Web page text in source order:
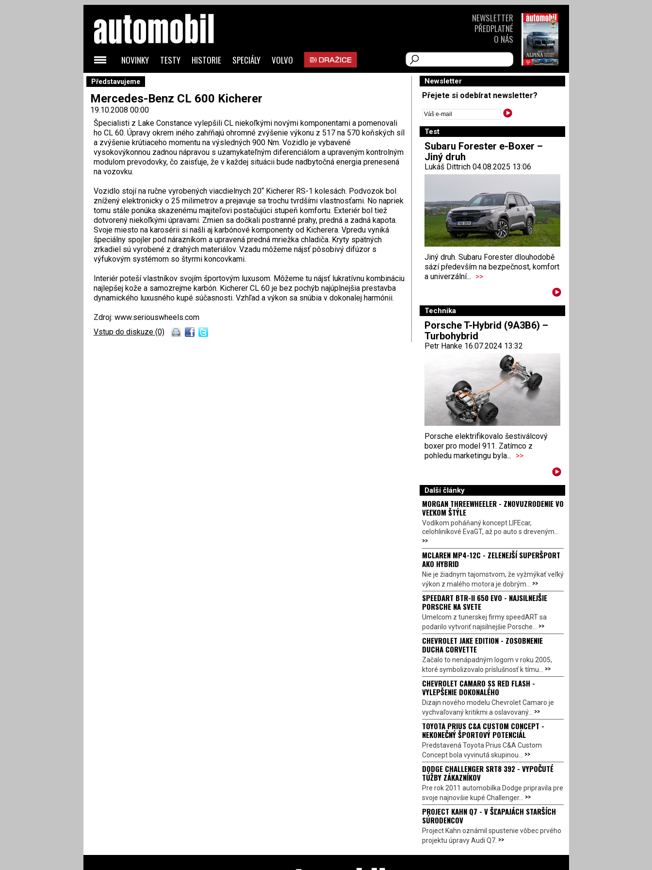
Představujeme
Mercedes-Benz CL 600 Kicherer
19.10.2008 00:00
Špecialisti z Lake Constance vylepšili CL niekoľkými novými komponentami a pomenovali
ho CL 60. Úpravy okrem iného zahŕňajú ohromné zvýšenie výkonu z 517 na 570 koňských síl
a zvýšenie krútiaceho momentu na výsledných 900 Nm. Vozidlo je vybavené
vysokovýkonnou zadnou nápravou s uzamykateľným diferenciálom a upraveným kontrolným
modulom prevodovky, čo zaisťuje, že v každej situácii bude nadbytočná energia prenesená
na vozovku.
Vozidlo stojí na ručne vyrobených viacdielnych 20“ Kicherer RS-1 kolesách. Podvozok bol
znížený elektronicky o 25 milimetrov a prejavuje sa trochu tvrdšími vlastnosťami. No napriek
tomu stále ponúka skazenému majiteľovi postačujúci stupeň komfortu. Exteriér bol tiež
dotvorený niekoľkými úpravami. Zmien sa dočkali postranné prahy, predná a zadná kapota.
Svoje miesto na karosérii si našli aj karbónové komponenty od Kicherera. Vpredu vyniká
špeciálny spojler pod nárazníkom a upravená predná mriežka chladiča. Kryty spätných
zrkadiel sú vyrobené z drahých materiálov. Vzadu môžeme nájsť pôsobivý difúzor s
výfukovým systémom so štyrmi koncovkami.
Interiér poteší vlastníkov svojím športovým luxusom. Môžeme tu nájsť lukratívnu kombináciu
najlepšej kože a samozrejme karbón. Kicherer CL 60 je bez pochýb najúplnejšia prestavba
dynamického luxusného kupé súčasnosti. Vzhľad a výkon sa snúbia v dokonalej harmónii.
Zdroj: www.seriouswheels.com
Vstup do diskuze (0)
Newsletter
Přejete si odebírat newsletter?
Test
Subaru Forester e-Boxer –
Jiný druh
Lukáš Dittrich 04.08.2025 13:06
Jiný druh. Subaru Forester dlouhodobě
sází především na bezpečnost, komfort
a univerzální... >>
Technika
Porsche T-Hybrid (9A3B6) –
Turbohybrid
Petr Hanke 16.07.2024 13:32
Porsche elektrifikovalo šestiválcový
boxer pro model 911. Zatímco z
pohledu marketingu byla... >>
Další články
MORGAN THREEWHEELER - ZNOVUZRODENIE VO
VEĽKOM ŠTÝLE
Vodíkom poháňaný koncept LIFEcar,
celohliníkové EvaGT, až po auto s dreveným...
>>
MCLAREN MP4-12C - ZELENEJŠÍ SUPERŠPORT
AKO HYBRID
Nie je žiadnym tajomstvom, že vyžmýkať veľký
výkon z malého motora je dobrým... >>
SPEEDART BTR-II 650 EVO - NAJSILNEJŠIE
PORSCHE NA SVETE
Umelcom z tunerskej firmy speedART sa
podarilo vytvoriť najsilnejšie Porsche... >>
CHEVROLET JAKE EDITION - ZOSOBNENIE
DUCHA CORVETTE
Začalo to nenápadným logom v roku 2005,
ktoré symbolizovalo príslušnosť k tímu... >>
CHEVROLET CAMARO SS RED FLASH -
VYLEPŠENIE DOKONALÉHO
Dizajn nového modelu Chevrolet Camaro je
vychvaľovaný kritikmi a oslavovaný... >>
TOYOTA PRIUS C&A CUSTOM CONCEPT -
NEKONEČNÝ ŠPORTOVÝ POTENCIÁL
Predstavená Toyota Prius C&A Custom
Concept bola vyvinutá skupinou... >>
DODGE CHALLENGER SRT8 392 - VYPOČUTÉ
TÚŽBY ZÁKAZNÍKOV
Pre rok 2011 automobilka Dodge pripravila pre
svoje najnovšie kupé Challenger... >>
PROJECT KAHN Q7 - V ŠĽAPAJÁCH STARŠÍCH
SÚRODENCOV
Project Kahn oznámil spustenie vôbec prvého
projektu úpravy Audi Q7. >>
NOVINKY TESTY HISTORIE SPECIÁLY VOLVO
NEWSLETTER
PŘEDPLATNÉ
O NÁS